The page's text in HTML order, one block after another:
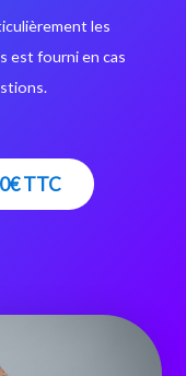
les
est fourni en cas
TTC